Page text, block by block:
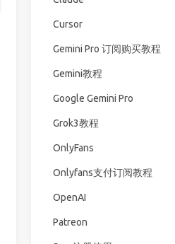
Cursor
Gemini Pro 订阅购买教程
Gemini教程
Google Gemini Pro
Grok3教程
OnlyFans
Onlyfans支付订阅教程
OpenAI
Patreon